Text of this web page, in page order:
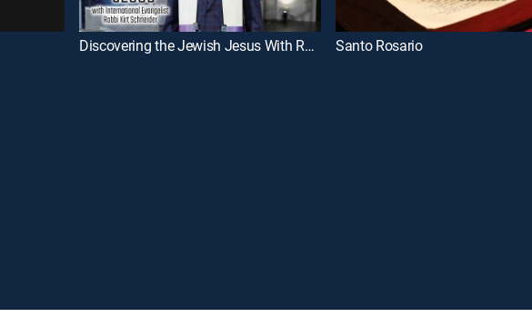
Discovering the Jewish Jesus With Rabbi Kirt Schneider Santo Rosario